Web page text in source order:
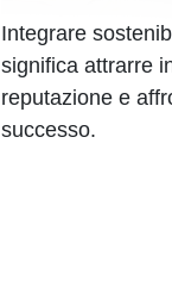
Integrare
significa attrarre
reputazione e
successo.